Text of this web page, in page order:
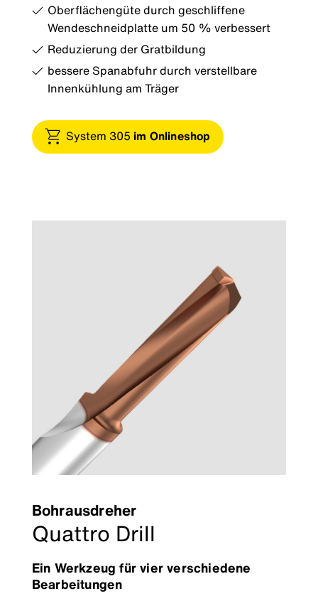
Oberflächengüte durch geschliffene
Wendeschneidplatte um 50 % verbessert
Reduzierung der Gratbildung
bessere Spanabfuhr durch verstellbare
Innenkühlung am Träger
System 305 im Onlineshop
Bohrausdreher
Quattro Drill
Ein Werkzeug für vier verschiedene
Bearbeitungen